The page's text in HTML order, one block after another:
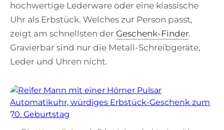
hochwertige Lederware oder eine klassische
Uhr als Erbstück. Welches zur Person passt,
zeigt am schnellsten der Geschenk-Finder.
Gravierbar sind nur die Metall-Schreibgeräte,
Leder und Uhren nicht.